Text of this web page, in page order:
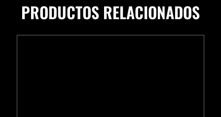
PRODUCTOS RELACIONADOS